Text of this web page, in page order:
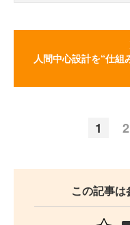
人間中心設計を“仕組
1 2
この記事は